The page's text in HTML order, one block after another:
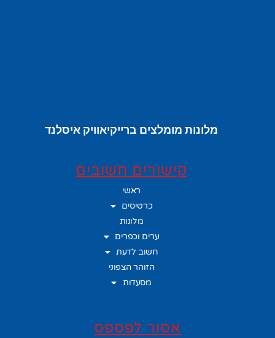
מלונות מומלצים ברייקיאוויק איסלנד
קישורים חשובים
ראשי
כרטיסים
מלונות
ערים וכפרים
חשוב לדעת
הזוהר הצפוני
מסעדות
אסור לפספס